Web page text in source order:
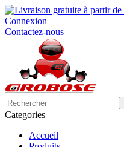
Connexion
Contactez-nous
Categories
Accueil